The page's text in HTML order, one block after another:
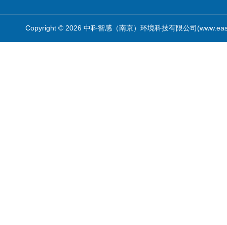
Copyright © 2026 中科智感（南京）环境科技有限公司